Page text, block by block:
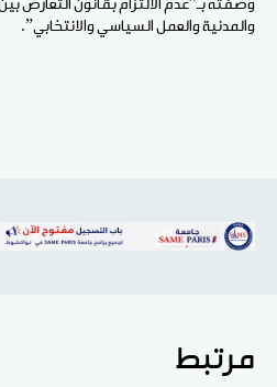
وصفته بـ”عدم الالتزام بقانون التعارض
والمدنية والعمل السياسي والانتخابي”.
مرتبط